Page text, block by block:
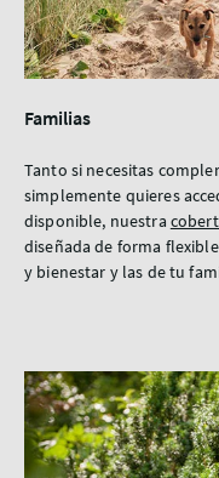
Familias
Tanto si necesitas
simplemente quieres
disponible, nuestra
diseñada de forma
y bienestar y las de tu